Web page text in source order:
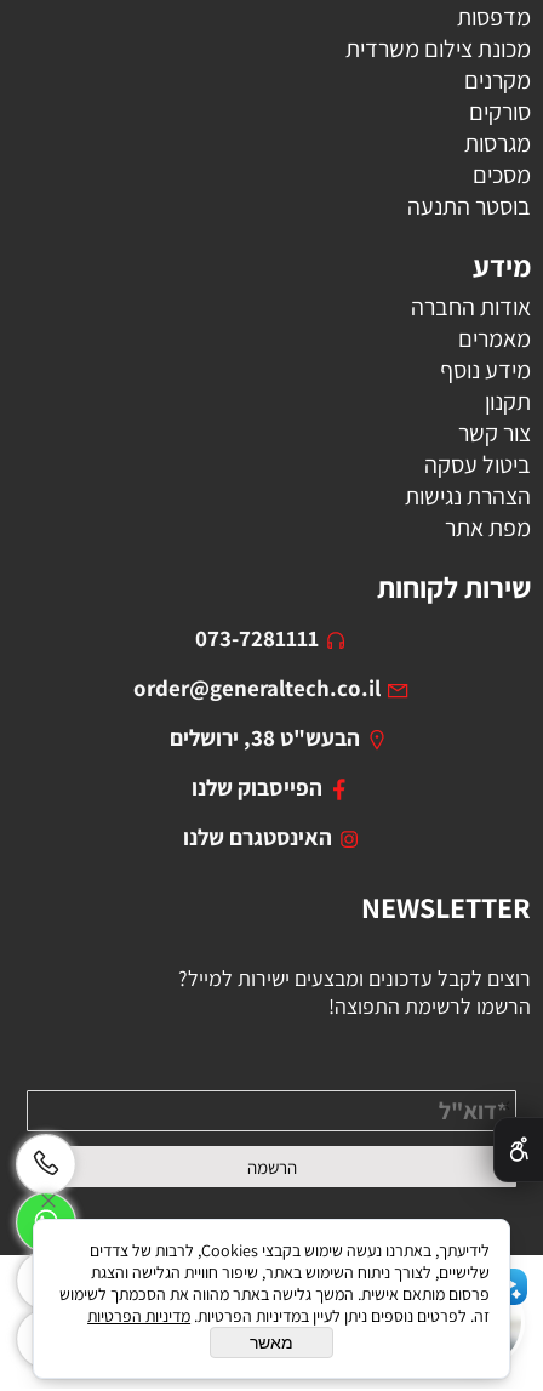
מדפסות
מכונת צילום משרדית
מקרנים
סורקים
מגרסות
מסכים
בוסטר התנעה
מידע
אודות החברה
מאמרים
מידע נוסף
תקנון
צור קשר
ביטול עסקה
הצהרת נגישות
מפת אתר
שירות לקוחות
073-7281111
order@generaltech.co.il
הבעש"ט 38, ירושלים
הפייסבוק שלנו
האינסטגרם שלנו
NEWSLETTER
רוצים לקבל עדכונים ומבצעים ישירות למייל?
הרשמו לרשימת התפוצה!
בניית אתרים
✕
לידיעתך, באתרנו נעשה שימוש בקבצי Cookies, לרבות של צדדים
שלישיים, לצורך ניתוח השימוש באתר, שיפור חוויית הגלישה והצגת
פרסום מותאם אישית. המשך גלישה באתר מהווה את הסכמתך לשימוש
זה. לפרטים נוספים ניתן לעיין במדיניות הפרטיות. מדיניות הפרטיות
מאשר